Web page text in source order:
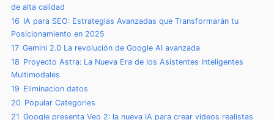
de alta calidad
16 IA para SEO: Estrategias Avanzadas que Transformarán tu
Posicionamiento en 2025
17 Gemini 2.0 La revolución de Google AI avanzada
18 Proyecto Astra: La Nueva Era de los Asistentes Inteligentes
Multimodales
19 Eliminacion datos
20 Popular Categories
21 Google presenta Veo 2: la nueva IA para crear videos realistas